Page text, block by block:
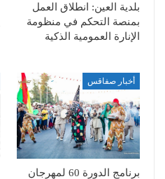
بلدية العين: انطلاق العمل
بمنصة التحكم في منظومة
الإنارة العمومية الذكية
أخبار صفاقس
برنامج الدورة 60 لمهرجان